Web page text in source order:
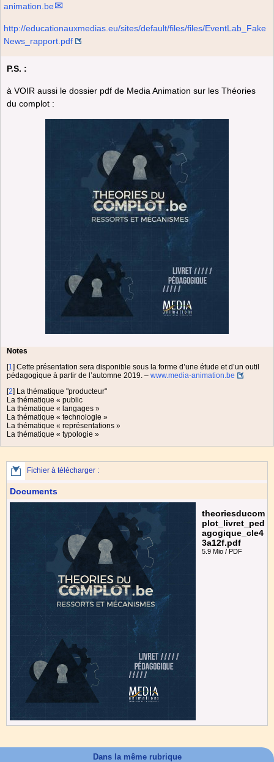
animation.be
http://educationauxmedias.eu/sites/default/files/files/EventLab_Fake
News_rapport.pdf
P.S. :
à VOIR aussi le dossier pdf de Media Animation sur les Théories
du complot :
Notes
[1] Cette présentation sera disponible sous la forme d’une étude et d’un outil
pédagogique à partir de l’automne 2019. – www.media-animation.be
[2] La thématique "producteur"
La thématique « public
La thématique « langages »
La thématique « technologie »
La thématique « représentations »
La thématique « typologie »
Fichier à télécharger :
Documents
theoriesducom
plot_livret_ped
agogique_cle4
3a12f.pdf
5.9 Mio / PDF
Dans la même rubrique